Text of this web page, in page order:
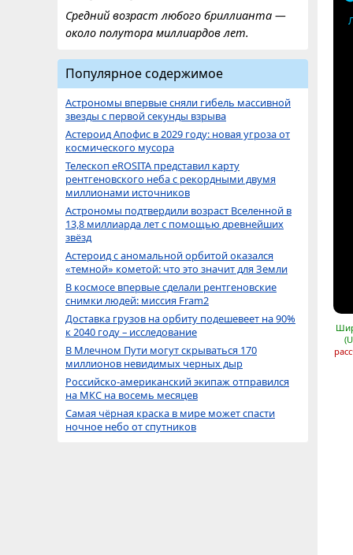
Средний возраст любого бриллианта —
около полутора миллиардов лет.
Популярное содержимое
Астрономы впервые сняли гибель массивной
звезды с первой секунды взрыва
Астероид Апофис в 2029 году: новая угроза от
космического мусора
Телескоп eROSITA представил карту
рентгеновского неба с рекордными двумя
миллионами источников
Астрономы подтвердили возраст Вселенной в
13,8 миллиарда лет с помощью древнейших
звёзд
Астероид с аномальной орбитой оказался
«темной» кометой: что это значит для Земли
В космосе впервые сделали рентгеновские
снимки людей: миссия Fram2
Доставка грузов на орбиту подешевеет на 90%
к 2040 году – исследование
В Млечном Пути могут скрываться 170
миллионов невидимых черных дыр
Российско-американский экипаж отправился
на МКС на восемь месяцев
Самая чёрная краска в мире может спасти
ночное небо от спутников